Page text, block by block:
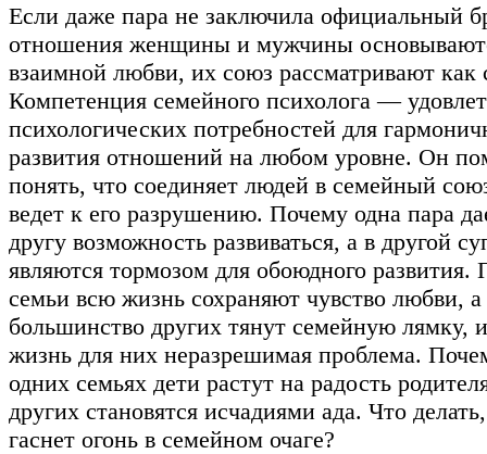
Если даже пара не заключила официальный
отношения женщины и мужчины
взаимной любви, их союз рассматривают
Компетенция семейного психолога —
психологических потребностей для
развития отношений на любом уровне. Он
понять, что соединяет людей в семейный
ведет к его разрушению. Почему одна пара
другу возможность развиваться, а в другой
являются тормозом для обоюдного развития.
семьи всю жизнь сохраняют чувство любви, а
большинство других тянут семейную лямку,
жизнь для них неразрешимая проблема.
одних семьях дети растут на радость
других становятся исчадиями ада. Что
гаснет огонь в семейном очаге?